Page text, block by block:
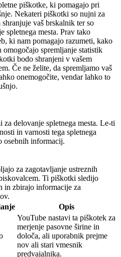
piškotke, ki pomagajo pri
Nekateri piškotki so nujni za
vaš brskalnik ter so
spletnega mesta. Prav tako
ki nam pomagajo razumeti, kako
omogočajo spremljanje statistik
bodo shranjeni v vašem
Če ne želite, da spremljamo vaš
onemogočite, vendar lahko to
delovanje spletnega mesta. Le-ti
in varnosti tega spletnega
osebnih informacij.
za zagotavljanje ustreznih
Ti piškotki sledijo
in zbirajo informacije za
Opis
YouTube nastavi ta piškotek za
merjenje pasovne širine in
določa, ali uporabnik prejme
nov ali stari vmesnik
predvajalnika.